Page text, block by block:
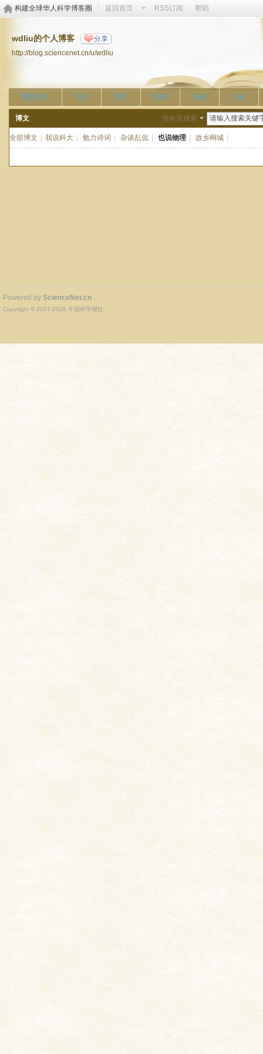
构建全球华人科学博客圈 返回首页 RSS订阅 帮助
wdliu的个人博客 分享
http://blog.sciencenet.cn/u/wdliu
博客首页 动态 博文 视频 相册 好友
博文 按标题搜索
全部博文 我说科大 勉力诗词 杂谈乱侃 也说物理 故乡桐城
Powered by ScienceNet.cn
Copyright © 2007-2026 中国科学报社